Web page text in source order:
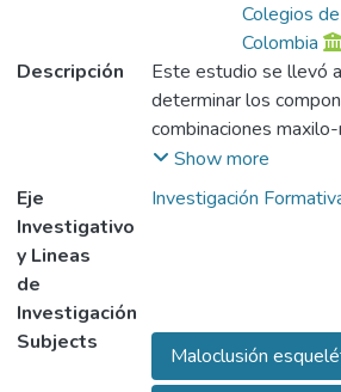
Colegios de
Colombia
Descripción
Este estudio se llevó
determinar los
combinaciones
sentido
base de cráneo, de las
esqueléticas clase II y
criterio esquelético
horizontal divididos
Show more
Eje
Investigativo
y Lineas
de
Investigación
Investigación
Subjects
Maloclusión